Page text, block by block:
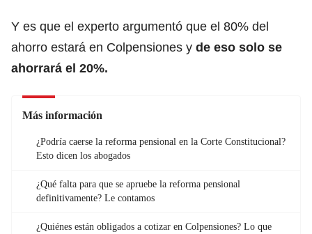
Y es que el experto argumentó que el 80% del
ahorro estará en Colpensiones y de eso solo se
ahorrará el 20%.
Más información
¿Podría caerse la reforma pensional en la Corte Constitucional?
Esto dicen los abogados
¿Qué falta para que se apruebe la reforma pensional
definitivamente? Le contamos
¿Quiénes están obligados a cotizar en Colpensiones? Lo que